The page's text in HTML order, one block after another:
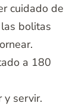
cuidado de
bolitas
a 180
y servir.